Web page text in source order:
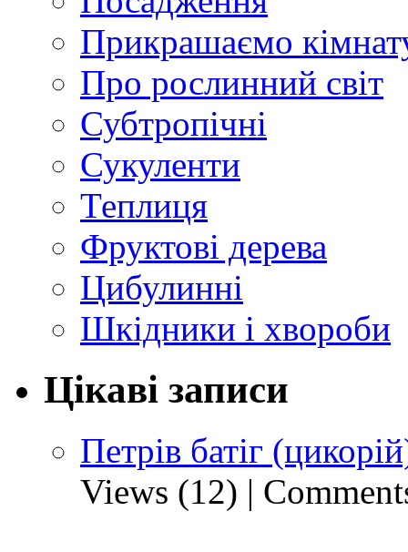
Прикрашаємо
Про рослинний світ
Субтропічні
Сукуленти
Теплиця
Фруктові дерева
Цибулинні
Шкідники і хвороби
Цікаві записи
Петрів батіг
Views (12) |